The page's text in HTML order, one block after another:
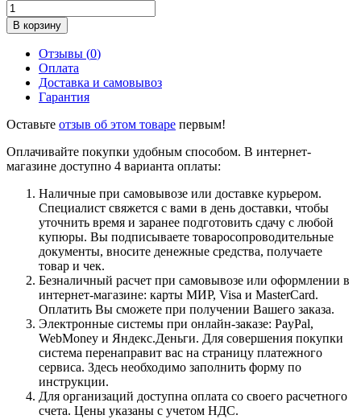
В корзину
Отзывы (0)
Оплата
Доставка и самовывоз
Гарантия
Оставьте отзыв об этом товаре первым!
Оплачивайте покупки удобным способом. В интернет-
магазине доступно 4 варианта оплаты:
Наличные при самовывозе или доставке курьером.
Специалист свяжется с вами в день доставки, чтобы
уточнить время и заранее подготовить сдачу с любой
купюры. Вы подписываете товаросопроводительные
документы, вносите денежные средства, получаете
товар и чек.
Безналичный расчет при самовывозе или оформлении в
интернет-магазине: карты МИР, Visa и MasterCard.
Оплатить Вы сможете при получении Вашего заказа.
Электронные системы при онлайн-заказе: PayPal,
WebMoney и Яндекс.Деньги. Для совершения покупки
система перенаправит вас на страницу платежного
сервиса. Здесь необходимо заполнить форму по
инструкции.
Для организаций доступна оплата со своего расчетного
счета. Цены указаны с учетом НДС.